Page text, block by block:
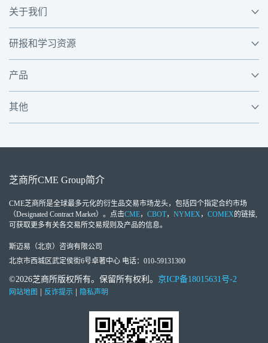
关于我们
研报和学习资源
产品
其他
芝商所CME Group简介
CME芝商所是全球最多元化的衍生品交易市场龙头，包括四个指定合约市场
（Designated Contract Market）。点击CME， CBOT， NYMEX， COMEX的链接,
可获取更多有关各交易所交易规则及产品的信息。
斯迈易（北京）咨询有限公司
北京市西城区武定侯街6号卓著中心 电话：010-59131300
©2026芝商所版权所有。保留所有权利。 京ICP备18015631号-2
网站地图 反诈提示 隐私声明